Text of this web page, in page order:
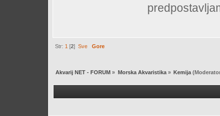
Str: 1 [2]Sve Gore
Akvarij NET - FORUM » Morska Akvaristika» Kemija